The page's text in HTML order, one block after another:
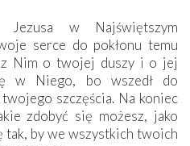
Jezusa w Najświętszym
serce do pokłonu temu
Nim o twojej duszy i o jej
w Niego, bo wszedł do
szczęścia. Na koniec
zdobyć się możesz, jako
tak, by we wszystkich twoich